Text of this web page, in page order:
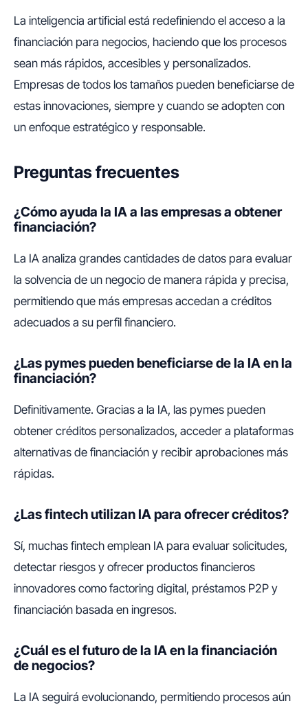
La inteligencia artificial está redefiniendo el acceso a la
financiación para negocios, haciendo que los procesos
sean más rápidos, accesibles y personalizados.
Empresas de todos los tamaños pueden beneficiarse de
estas innovaciones, siempre y cuando se adopten con
un enfoque estratégico y responsable.
Preguntas frecuentes
¿Cómo ayuda la IA a las empresas a obtener
financiación?
La IA analiza grandes cantidades de datos para evaluar
la solvencia de un negocio de manera rápida y precisa,
permitiendo que más empresas accedan a créditos
adecuados a su perfil financiero.
¿Las pymes pueden beneficiarse de la IA en la
financiación?
Definitivamente. Gracias a la IA, las pymes pueden
obtener créditos personalizados, acceder a plataformas
alternativas de financiación y recibir aprobaciones más
rápidas.
¿Las fintech utilizan IA para ofrecer créditos?
Sí, muchas fintech emplean IA para evaluar solicitudes,
detectar riesgos y ofrecer productos financieros
innovadores como factoring digital, préstamos P2P y
financiación basada en ingresos.
¿Cuál es el futuro de la IA en la financiación
de negocios?
La IA seguirá evolucionando, permitiendo procesos aún